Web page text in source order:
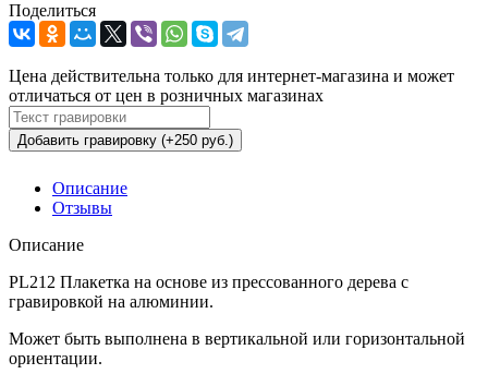
Поделиться
Цена действительна только для интернет-магазина и может
отличаться от цен в розничных магазинах
Добавить гравировку (+250 руб.)
Описание
Отзывы
Описание
PL212 Плакетка на основе из прессованного дерева с
гравировкой на алюминии.
Может быть выполнена в вертикальной или горизонтальной
ориентации.